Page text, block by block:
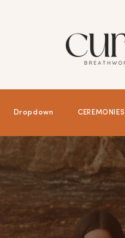
Dropdown CEREMONIES